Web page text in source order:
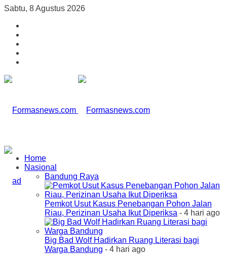
Sabtu, 8 Agustus 2026
Home
Nasional
Bandung Raya
Pemkot Usut Kasus Penebangan Pohon Jalan
Riau, Perizinan Usaha Ikut Diperiksa - 4 hari ago
Big Bad Wolf Hadirkan Ruang Literasi bagi
Warga Bandung - 4 hari ago